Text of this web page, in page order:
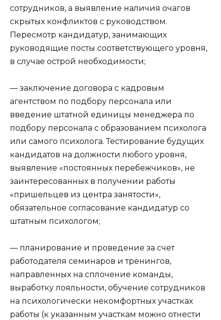
сотрудников, а выявление наличия очагов
скрытых конфликтов с руководством.
Пересмотр кандидатур, занимающих
руководящие посты соответствующего уровня,
в случае острой необходимости;
— заключение договора с кадровым
агентством по подбору персонала или
введение штатной единицы менеджера по
подбору персонала с образованием психолога
или самого психолога. Тестирование будущих
кандидатов на должности любого уровня,
выявление «постоянных перебежчиков», не
заинтересованных в получении работы
«пришельцев из центра занятости»,
обязательное согласование кандидатур со
штатным психологом;
— планирование и проведение за счет
работодателя семинаров и тренингов,
направленных на сплочение команды,
выработку лояльности, обучение сотрудников
на психологически некомфортных участках
работы (к указанным участкам можно отнести